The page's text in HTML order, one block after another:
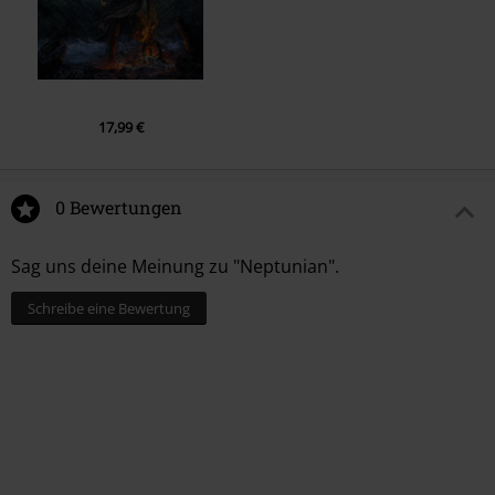
17,99 €
0 Bewertungen
Sag uns deine Meinung zu "Neptunian".
Schreibe eine Bewertung